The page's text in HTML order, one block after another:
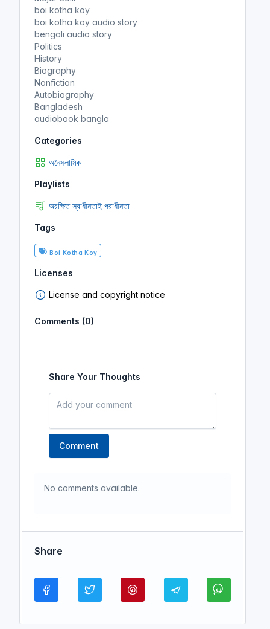
boi kotha koy
boi kotha koy audio story
bengali audio story
Politics
History
Biography
Nonfiction
Autobiography
Bangladesh
audiobook bangla
Categories
অনৈসলামিক
Playlists
অরক্ষিত স্বাধীনতাই পরাধীনতা
Tags
Boi Kotha Koy
Licenses
License and copyright notice
Comments (0)
Share Your Thoughts
Comment
No comments available.
Share